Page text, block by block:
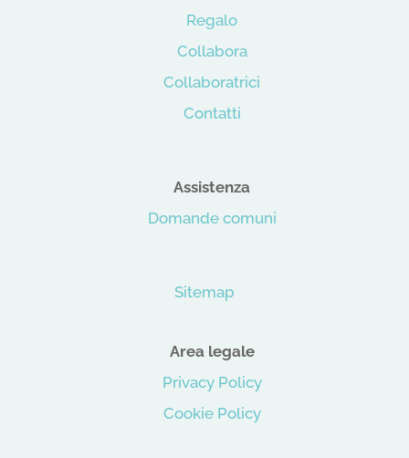
Regalo
Collabora
Collaboratrici
Contatti
Assistenza
Domande comuni
Sitemap
Area legale
Privacy Policy
Cookie Policy